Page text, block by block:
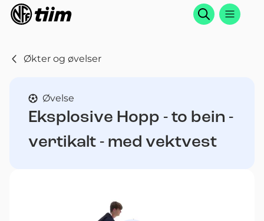
Søk
Økter og øvelser
Øvelse
Eksplosive Hopp - to bein -
vertikalt - med vektvest